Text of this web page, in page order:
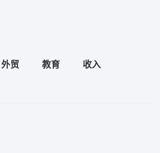
外贸 教育 收入